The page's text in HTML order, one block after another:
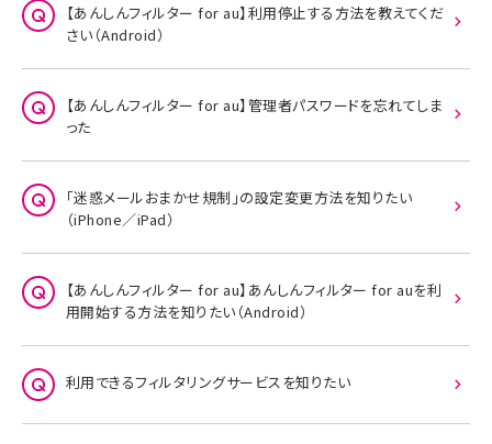
【あんしんフィルター for au】利用停止する方法を教えてくだ
さい（Android）
【あんしんフィルター for au】管理者パスワードを忘れてしま
った
「迷惑メールおまかせ規制」の設定変更方法を知りたい
（iPhone／iPad）
【あんしんフィルター for au】あんしんフィルター for auを利
用開始する方法を知りたい（Android）
利用できるフィルタリングサービスを知りたい